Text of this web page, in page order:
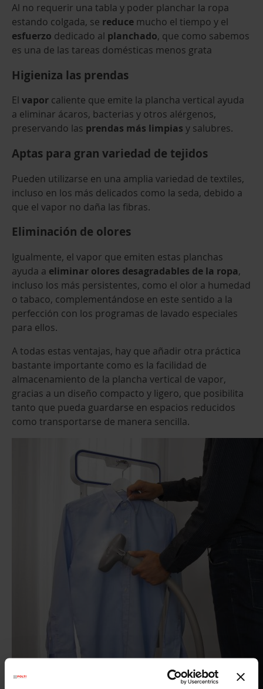
Al no requerir una tabla y poder planchar la ropa
estando colgada, se reduce mucho el tiempo y el
esfuerzo dedicado al planchado, que como sabemos
es una de las tareas domésticas menos grata
Higieniza las prendas
El vapor caliente que emite la plancha vertical ayuda
a eliminar ácaros, bacterias y otros alérgenos,
preservando las prendas más limpias y salubres.
Aptas para gran variedad de tejidos
Pueden utilizarse en una amplia variedad de textiles,
incluso en los más delicados como la seda, debido a
que el vapor no daña las fibras.
Eliminación de olores
Igualmente, el vapor que emiten estas planchas
ayuda a eliminar olores desagradables de la ropa,
incluso los más persistentes, como el olor a humedad
o tabaco, complementándose en este sentido a la
perfección con los programas de lavado especiales
para ellos.
A todas estas ventajas, hay que añadir otra práctica
bastante importante como es la facilidad de
almacenamiento de la plancha vertical de vapor,
gracias a un diseño compacto y ligero, que posibilita
tanto que pueda guardarse en espacios reducidos
como transportarse de manera sencilla.